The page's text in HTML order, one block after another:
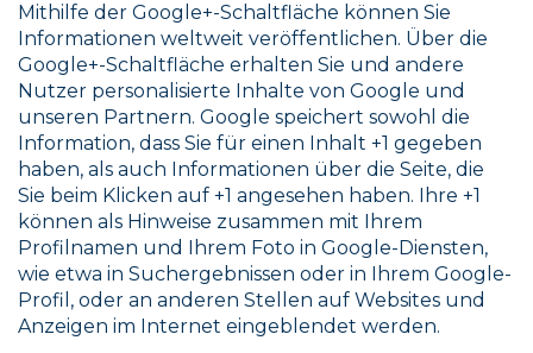
Mithilfe der Google+-Schaltfläche können Sie
Informationen weltweit veröffentlichen. Über die
Google+-Schaltfläche erhalten Sie und andere
Nutzer personalisierte Inhalte von Google und
unseren Partnern. Google speichert sowohl die
Information, dass Sie für einen Inhalt +1 gegeben
haben, als auch Informationen über die Seite, die
Sie beim Klicken auf +1 angesehen haben. Ihre +1
können als Hinweise zusammen mit Ihrem
Profilnamen und Ihrem Foto in Google-Diensten,
wie etwa in Suchergebnissen oder in Ihrem Google-
Profil, oder an anderen Stellen auf Websites und
Anzeigen im Internet eingeblendet werden.